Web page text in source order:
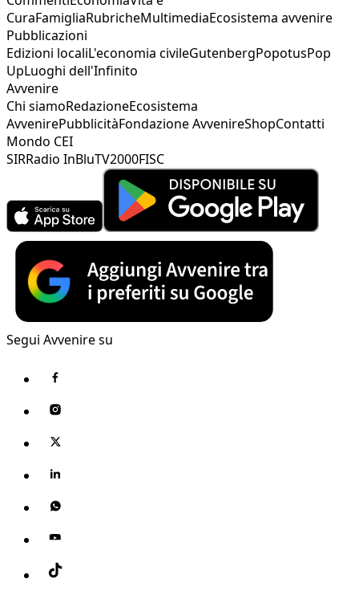
CuraFamigliaRubricheMultimediaEcosistema avvenire
Pubblicazioni
Edizioni localiL'economia civileGutenbergPopotusPop
UpLuoghi dell'Infinito
Avvenire
Chi siamoRedazioneEcosistema
AvvenirePubblicitàFondazione AvvenireShopContatti
Mondo CEI
SIRRadio InBluTV2000FISC
Segui Avvenire su